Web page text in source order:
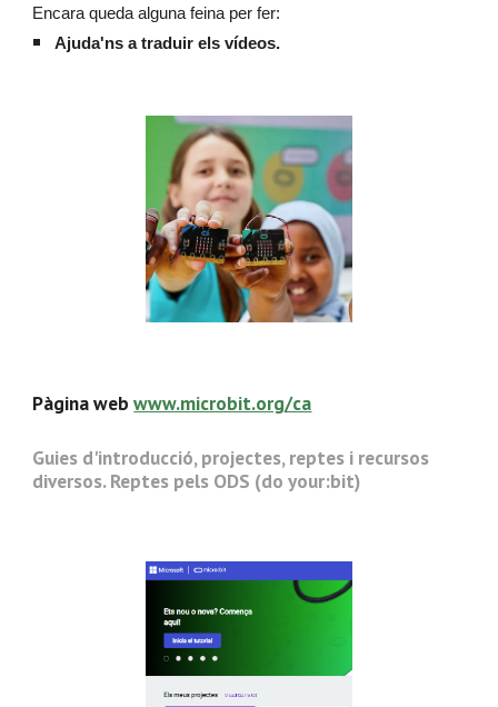
Encara queda alguna feina per fer:
Ajuda'ns a traduir els vídeos.
Pàgina webwww.microbit.org/ca
Guies d'introducció, projectes, reptes i recursos
diversos. Reptes pels ODS (do your:bit)